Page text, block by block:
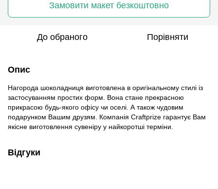
Замовити макет безкоштовно
До обраного Порівняти
Опис
Нагорода шоколадниця виготовлена в оригінальному стилі із
застосуванням простих форм. Вона стане прекрасною
прикрасою будь-якого офісу чи оселі. А також чудовим
подарунком Вашим друзям. Компанія Craftprize гарантує Вам
якісне виготовлення сувеніру у найкоротші терміни.
Відгуки